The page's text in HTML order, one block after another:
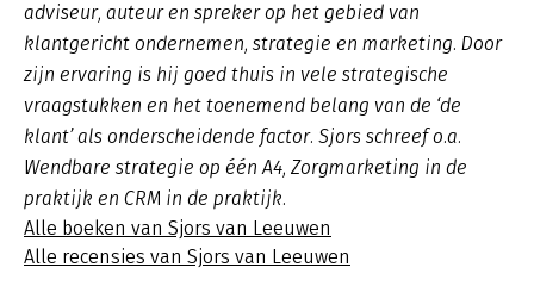
adviseur, auteur en spreker op het gebied van
klantgericht ondernemen, strategie en marketing. Door
zijn ervaring is hij goed thuis in vele strategische
vraagstukken en het toenemend belang van de ‘de
klant’ als onderscheidende factor. Sjors schreef o.a.
Wendbare strategie op één A4, Zorgmarketing in de
praktijk en CRM in de praktijk.
Alle boeken van Sjors van Leeuwen
Alle recensies van Sjors van Leeuwen